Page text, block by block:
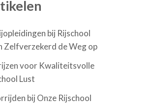
bij Rijschool
Zelfverzekerd de Weg op
voor Kwaliteitsvolle
Lust
bij Onze Rijschool